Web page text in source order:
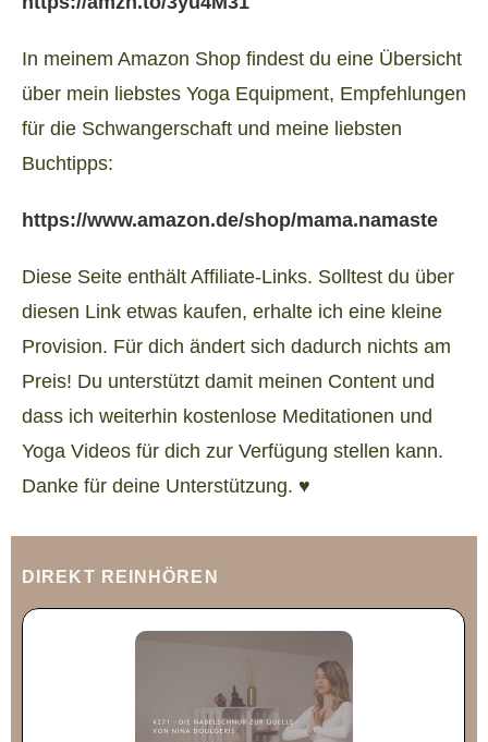
In meinem Amazon Shop findest du eine Übersicht
über mein liebstes Yoga Equipment, Empfehlungen
für die Schwangerschaft und meine liebsten
Buchtipps:
https://www.amazon.de/shop/mama.namaste
Diese Seite enthält Affiliate-Links. Solltest du über
diesen Link etwas kaufen, erhalte ich eine kleine
Provision. Für dich ändert sich dadurch nichts am
Preis! Du unterstützt damit meinen Content und
dass ich weiterhin kostenlose Meditationen und
Yoga Videos für dich zur Verfügung stellen kann.
Danke für deine Unterstützung. ♥
DIREKT REINHÖREN